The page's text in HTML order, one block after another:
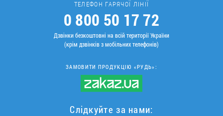
ТЕЛЕФОН ГАРЯЧОЇ ЛІНІЇ
0 800 50 17 72
Дзвінки безкоштовні на всій території України
(крім дзвінків з мобільних телефонів)
ЗАМОВИТИ ПРОДУКЦІЮ «РУДЬ»:
Слідкуйте за нами: